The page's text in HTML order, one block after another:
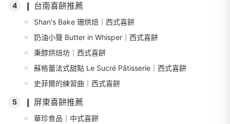
4 ❙ 台南喜餅推薦
Shan's Bake 珊烘焙｜西式喜餅
奶油小聲 Butter in Whisper｜西式喜餅
秉醇烘焙坊｜西式喜餅
蘇格蕾法式甜點 Le Sucré Pâtisserie｜西式喜餅
史菲爾的練習曲｜西式喜餅
5 ❙ 屏東喜餅推薦
華珍食品｜中式喜餅